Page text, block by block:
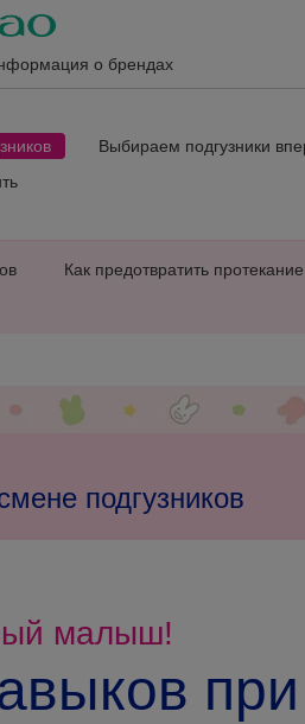
о брендах
Выбираем подгузники
Как предотвратить
подгузников
малыш!